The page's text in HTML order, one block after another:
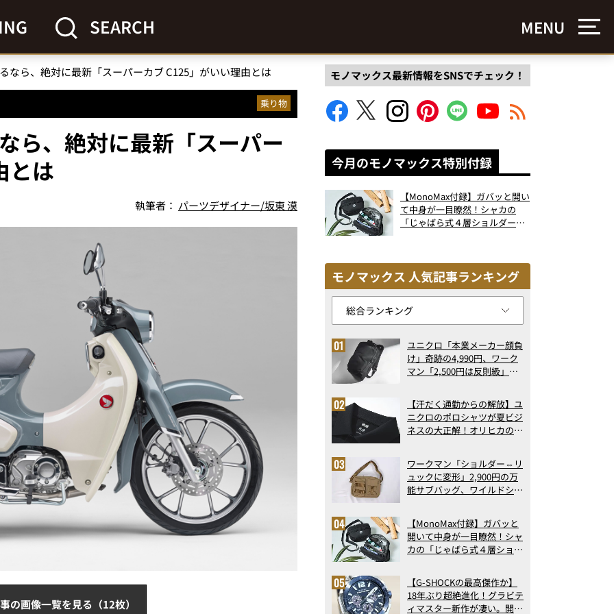
SEARCH MENU
なら、絶対に最新「スーパーカブ C125」がいい理由とは
乗り物
ら、絶対に最新「スーパー
とは
執筆者： パーツデザイナー/坂東 漠
の画像一覧を見る（12枚）
モノマックス最新情報をSNSでチェック！
今月のモノマックス特別付録
【MonoMax付録】ガバッと開い
て中身が一目瞭然！シャカの
「じゃばら式４層ショルダーバ
モノマックス 人気記事ランキング
ユニクロ「本業メーカー顔負
け」奇跡の4,990円、ワーク
マン「2,500円は反則級」凄
ト3】（2026年6月版）
【汗だく通勤からの解放】ユ
ニクロのポロシャツが夏ビジ
ネスの大正解！オリヒカの透
アの実力
ワークマン「ショルダー⇔リ
ュックに変形」2,900円の万
能サブバッグ、ワイルドシン
記事ランキングベスト3】
（2026年6月版）
【MonoMax付録】ガバッと
開いて中身が一目瞭然！シャ
カの「じゃばら式４層ショル
った！
【G-SHOCKの最高傑作か】
18年ぶり超絶進化！グラビテ
ィマスター新作が凄い。開発